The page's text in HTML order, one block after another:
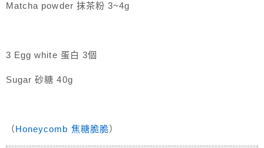
Matcha powder 抹茶粉 3~4g
3 Egg white 蛋白 3個
Sugar 砂糖 40g
（Honeycomb 焦糖脆脆）